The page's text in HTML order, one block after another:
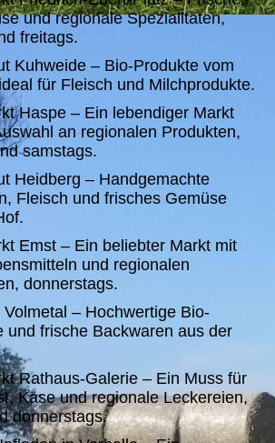
und regionale Spezialitäten,
freitags.
Kuhweide – Bio-Produkte vom
für Fleisch und Milchprodukte.
Haspe – Ein lebendiger Markt
an regionalen Produkten,
samstags.
Heidberg – Handgemachte
Fleisch und frisches Gemüse
Emst – Ein beliebter Markt mit
und regionalen
donnerstags.
– Hochwertige Bio-
und frische Backwaren aus der
Rathaus-Galerie – Ein Muss für
Käse und regionale Leckereien,
donnerstags.